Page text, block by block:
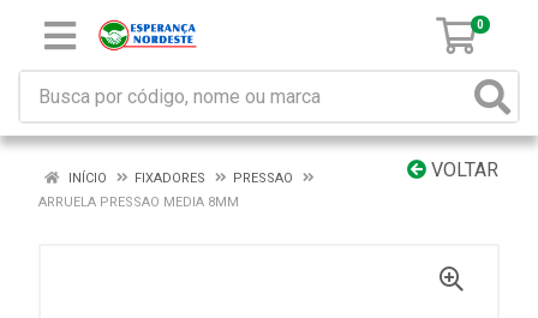
0
VOLTAR
INÍCIO FIXADORES
PRESSAO
ARRUELA PRESSAO MEDIA 8MM